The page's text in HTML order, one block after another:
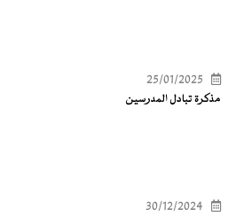
25/01/2025
مذكرة تبادل المدرسين
30/12/2024